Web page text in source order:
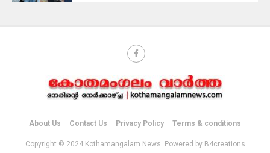
About Us Contact Us Privacy Policy Terms & conditions
Copyright © 2024 Kothamangalam News. Powered by B4creations